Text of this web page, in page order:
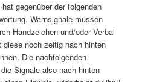
gegenüber der folgenden
Warnsignale müssen
Handzeichen und/oder Verbal
diese noch zeitig nach hinten
Die nachfolgenden
Signale also nach hinten